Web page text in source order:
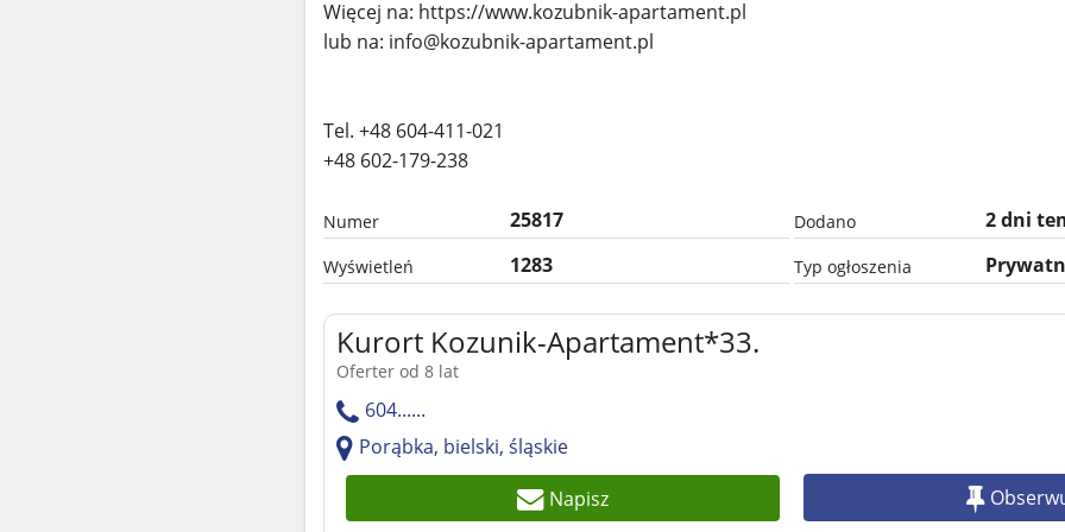
Więcej na: https://www.kozubnik-apartament.pl
lub na: info@kozubnik-apartament.pl
Tel. +48 604-411-021
+48 602-179-238
Numer 25817 Dodano 2 dni
Wyświetleń 1283 Typ ogłoszenia
Kurort Kozunik-Apartament*33.
Oferter od 8 lat
604......
Porąbka, bielski, śląskie
Napisz